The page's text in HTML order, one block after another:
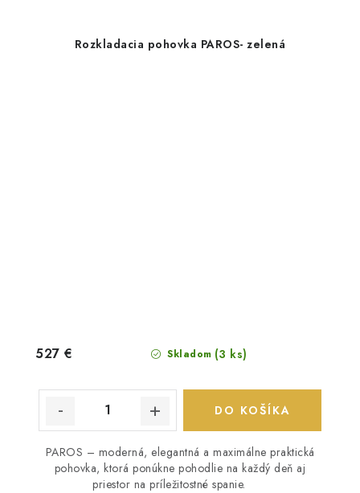
Rozkladacia pohovka PAROS- zelená
Skladom (3 ks)
527 €
DO KOŠÍKA
PAROS – moderná, elegantná a maximálne praktická
pohovka, ktorá ponúkne pohodlie na každý deň aj
priestor na príležitostné spanie.